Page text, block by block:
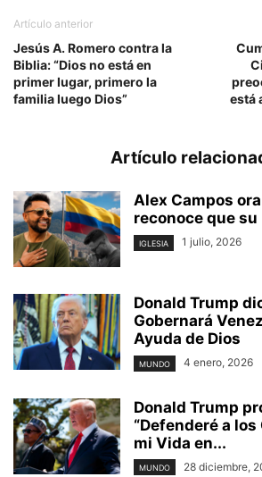
Artículo anterior
Jesús A. Romero contra la
Biblia: “Dios no está en
primer lugar, primero la
familia luego Dios”
está
Artículo
Alex Campos
reconoce que
IGLESIA 1 julio, 2026
Donald Trump
Gobernará
Ayuda de Dios
MUNDO 4 enero, 2026
Donald Trump
“Defenderé a
mi Vida en...
MUNDO 28 diciembre,